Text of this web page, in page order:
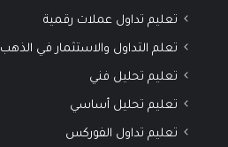
تعليم تداول عملات رقمية
تعلم التداول والاستثمار في الذهب
تعليم تحليل فني
تعليم تحليل أساسي
تعليم تداول الفوركس